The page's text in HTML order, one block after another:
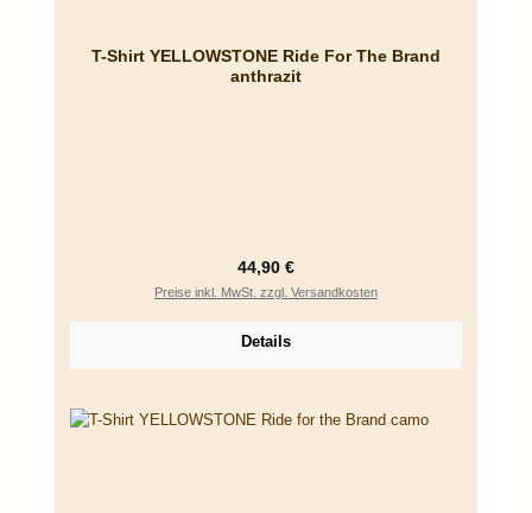
T-Shirt YELLOWSTONE Ride For The Brand
anthrazit
Regulärer Preis:
44,90 €
Preise inkl. MwSt. zzgl. Versandkosten
Details